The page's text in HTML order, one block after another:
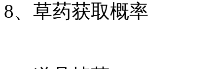
8、草药获取概率